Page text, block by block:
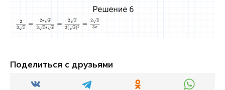
Поделиться с друзьями